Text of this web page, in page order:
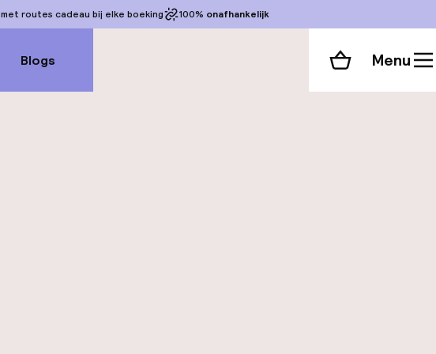
met routes cadeau bij elke boeking 100% onafhankelijk
Blogs Winkelmand
Menu